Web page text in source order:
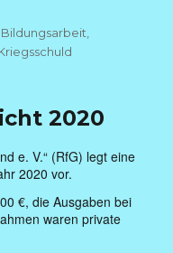
Bildungsarbeit
2020
e. V.“ (RfG) legt eine
2020 vor.
€, die Ausgaben bei
waren private